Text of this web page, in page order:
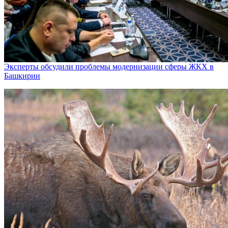
Эксперты обсудили проблемы модернизации сферы ЖКХ в
Башкирии